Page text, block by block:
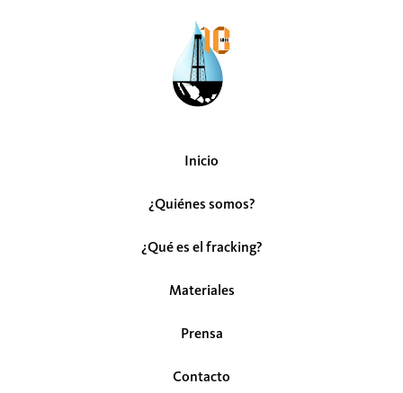
Inicio
¿Quiénes somos?
¿Qué es el fracking?
Materiales
Prensa
Contacto